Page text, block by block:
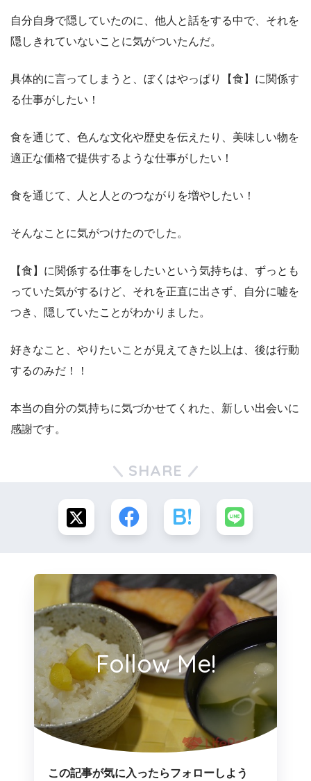
自分自身で隠していたのに、他人と話をする中で、それを
隠しきれていないことに気がついたんだ。
具体的に言ってしまうと、ぼくはやっぱり【食】に関係す
る仕事がしたい！
食を通じて、色んな文化や歴史を伝えたり、美味しい物を
適正な価格で提供するような仕事がしたい！
食を通じて、人と人とのつながりを増やしたい！
そんなことに気がつけたのでした。
【食】に関係する仕事をしたいという気持ちは、ずっとも
っていた気がするけど、それを正直に出さず、自分に嘘を
つき、隠していたことがわかりました。
好きなこと、やりたいことが見えてきた以上は、後は行動
するのみだ！！
本当の自分の気持ちに気づかせてくれた、新しい出会いに
感謝です。
SHARE
Follow Me!
この記事が気に入ったらフォローしよう